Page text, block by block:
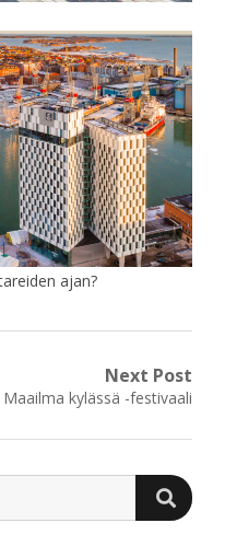
ajan?
Next Post
Next
Maailma kylässä -festivaali